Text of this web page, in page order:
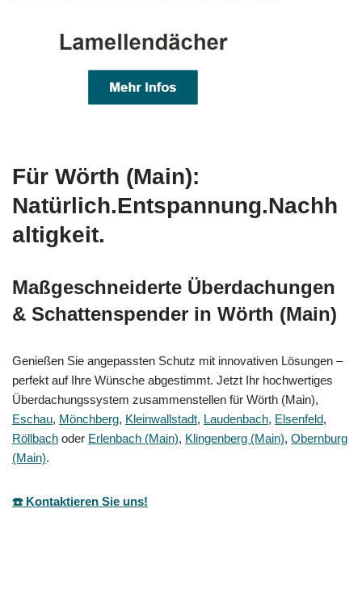
Für Wörth (Main):
Natürlich.Entspannung.Nachh
altigkeit.
Maßgeschneiderte Überdachungen
& Schattenspender in Wörth (Main)
Genießen Sie angepassten Schutz mit innovativen Lösungen –
perfekt auf Ihre Wünsche abgestimmt. Jetzt Ihr hochwertiges
Überdachungssystem zusammenstellen für Wörth (Main),
Eschau, Mönchberg, Kleinwallstadt, Laudenbach, Elsenfeld,
Röllbach oder Erlenbach (Main), Klingenberg (Main), Obernburg
(Main).
☎️ Kontaktieren Sie uns!